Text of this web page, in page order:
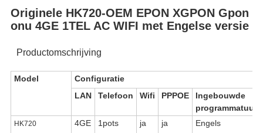
Originele HK720-OEM EPON XGPON Gpon
onu 4GE 1TEL AC WIFI met Engelse versie
Productomschrijving
Model
Configuratie
LAN
Telefoon Wifi PPPOE
Ingebouwde
programmatuur
HK720 4GE 1pots ja ja Engels